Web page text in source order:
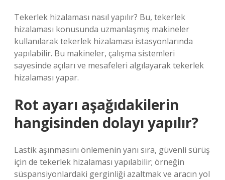
Tekerlek hizalaması nasıl yapılır? Bu, tekerlek
hizalaması konusunda uzmanlaşmış makineler
kullanılarak tekerlek hizalaması istasyonlarında
yapılabilir. Bu makineler, çalışma sistemleri
sayesinde açıları ve mesafeleri algılayarak tekerlek
hizalaması yapar.
Rot ayarı aşağıdakilerin
hangisinden dolayı yapılır?
Lastik aşınmasını önlemenin yanı sıra, güvenli sürüş
için de tekerlek hizalaması yapılabilir; örneğin
süspansiyonlardaki gerginliği azaltmak ve aracın yol